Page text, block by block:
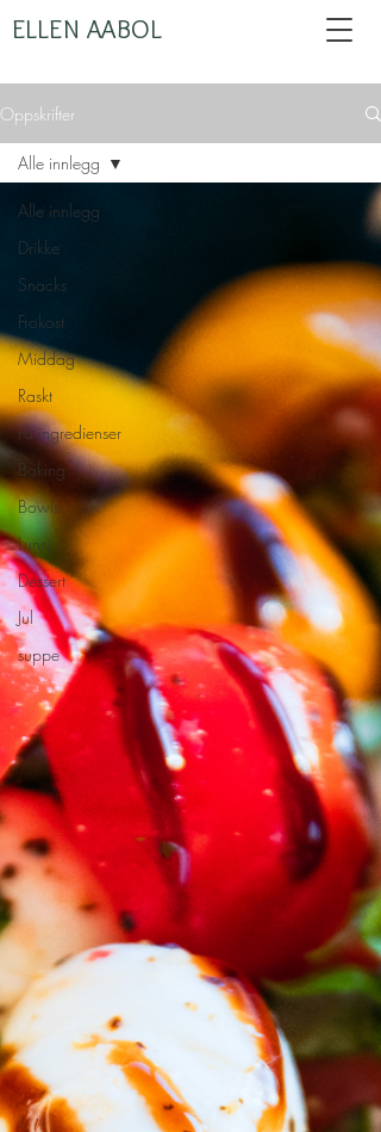
ELLEN AABOL
Oppskrifter
Alle innlegg
Drikke
Snacks
Frokost
Middag
Raskt
Få ingredienser
Baking
Bowls
Lunsj
Dessert
Jul
suppe
Alle innlegg